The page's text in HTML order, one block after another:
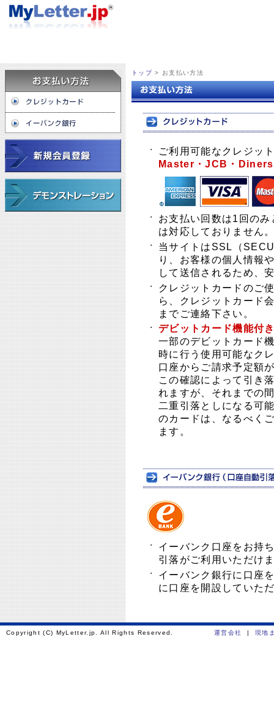
トップ > お支払い方法
・
ご利用可能なクレジッ
Master・JCB・Diners
・
お支払い回数は1回の
は対応しておりません
・
当サイトはSSL（
り、お客様の個人情報
して送信されるため、
・
クレジットカードのご
ら、クレジットカード
までご連絡下さい。
・
デビットカード機能付
一部のデビットカード
時に行う使用可能なク
口座からご請求予定額
この確認によって引き
れますが、それまでの
二重引落としになる可
のカードは、なるべく
ます。
・
イーバンク口座をお持
引落がご利用いただけ
・
イーバンク銀行に口座
に口座を開設していた
Copyright (C) MyLetter.jp. All Rights Reserved. 運営会社 | 現地